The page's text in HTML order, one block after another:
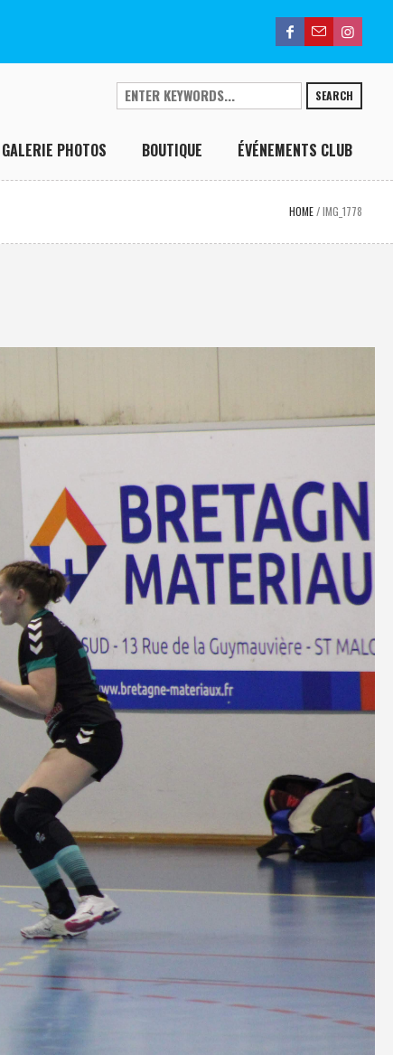
SEARCH
GALERIE PHOTOS BOUTIQUE ÉVÉNEMENTS CLUB
HOME /IMG_1778